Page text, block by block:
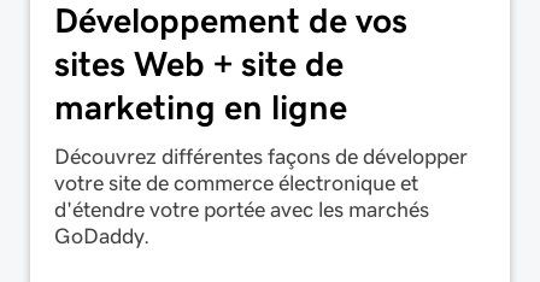
Développement de vos
sites Web + site de
marketing en ligne
Découvrez différentes façons de développer
votre site de commerce électronique et
d'étendre votre portée avec les marchés
GoDaddy.